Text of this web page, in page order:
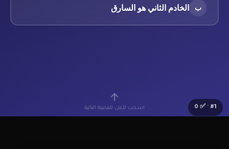
ب الخادم الثاني هو السارق
اسحب لأعلى للقضية التالية #1
· ✅
0